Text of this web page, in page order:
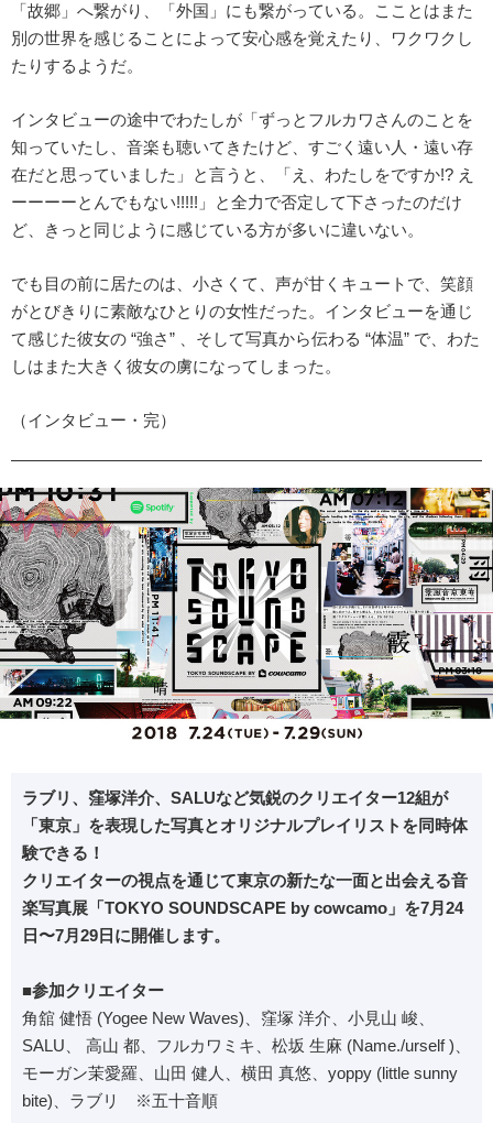
「故郷」へ繋がり、「外国」にも繋がっている。こことはまた
別の世界を感じることによって安心感を覚えたり、ワクワクし
たりするようだ。
インタビューの途中でわたしが「ずっとフルカワさんのことを
知っていたし、音楽も聴いてきたけど、すごく遠い人・遠い存
在だと思っていました」と言うと、「え、わたしをですか!? え
ーーーーとんでもない!!!!!」と全力で否定して下さったのだけ
ど、きっと同じように感じている方が多いに違いない。
でも目の前に居たのは、小さくて、声が甘くキュートで、笑顔
がとびきりに素敵なひとりの女性だった。インタビューを通じ
て感じた彼女の “強さ” 、そして写真から伝わる “体温” で、わた
しはまた大きく彼女の虜になってしまった。
（インタビュー・完）
ラブリ、窪塚洋介、SALUなど気鋭のクリエイター12組が
「東京」を表現した写真とオリジナルプレイリストを同時体
験できる！
クリエイターの視点を通じて東京の新たな一面と出会える音
楽写真展「TOKYO SOUNDSCAPE by cowcamo」を7月24
日〜7月29日に開催します。
■参加クリエイター
角舘 健悟 (Yogee New Waves)、窪塚 洋介、小見山 峻、
SALU、 高山 都、フルカワミキ、松坂 生麻 (Name./urself )、
モーガン茉愛羅、山田 健人、横田 真悠、yoppy (little sunny
bite)、ラブリ ※五十音順